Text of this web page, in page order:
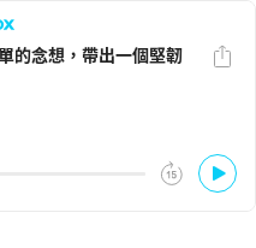
的念想，帶出一個堅韌